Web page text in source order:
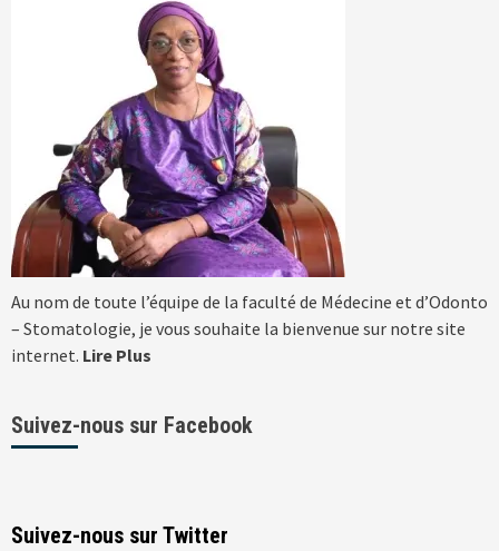
Au nom de toute l’équipe de la faculté de Médecine et d’Odonto
– Stomatologie, je vous souhaite la bienvenue sur notre site
internet. Lire Plus
Suivez-nous sur Facebook
Suivez-nous sur Twitter